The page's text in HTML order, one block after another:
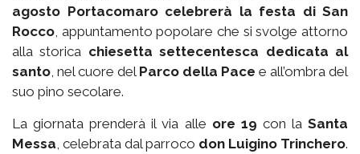
agosto Portacomaro celebrerà la festa di San
Rocco , appuntamento popolare che si svolge attorno
alla storica chiesetta settecentesca dedicata al
santo , nel cuore del Parco della Pace e all’ombra del
suo pino secolare.
La giornata prenderà il via alle ore 19 con laSanta
Messa , celebrata dal parroco don Luigino Trinchero.